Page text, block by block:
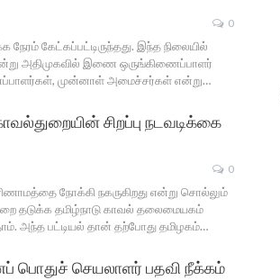
0
நேரம் கேட்கப்பட்டிருந்தது. இந்த நிலையில்
அதிமுகவில் இணை ஒருங்கிணைப்பாளர்
முன்னாள் அமைச்சர்கள் என்று…
சிறப்பு நடவடிக்கை
0
நோக்கி நகருகிறது என்று சொல்லும்
தடுக்க தமிழ்நாடு காவல் தலைமையகம்
அந்த பட்டியல் தான் தற்போது தமிழகம்…
பொதுச் செயலாளர் பதவி நீக்கம்